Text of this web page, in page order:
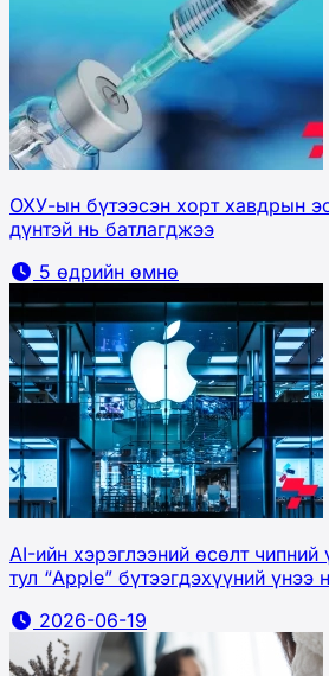
ОХУ-ын бүтээсэн хорт хавдрын
дүнтэй нь батлагджээ
5 өдрийн өмнө
AI-ийн хэрэглээний өсөлт чипний
тул “Apple” бүтээгдэхүүний үнээ
2026-06-19